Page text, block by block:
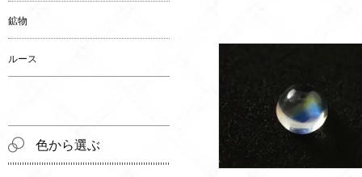
鉱物
ルース
色から選ぶ